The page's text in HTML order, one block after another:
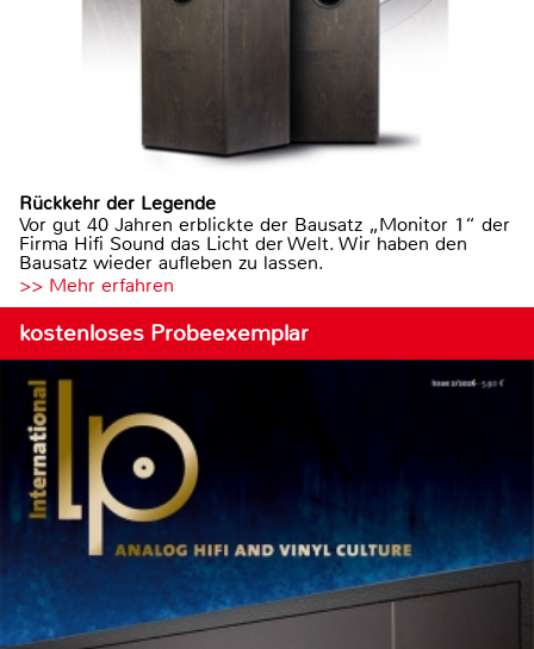
Rückkehr der Legende
Vor gut 40 Jahren erblickte der Bausatz „Monitor 1“ der
Firma Hifi Sound das Licht der Welt. Wir haben den
Bausatz wieder aufleben zu lassen.
>> Mehr erfahren
kostenloses Probeexemplar